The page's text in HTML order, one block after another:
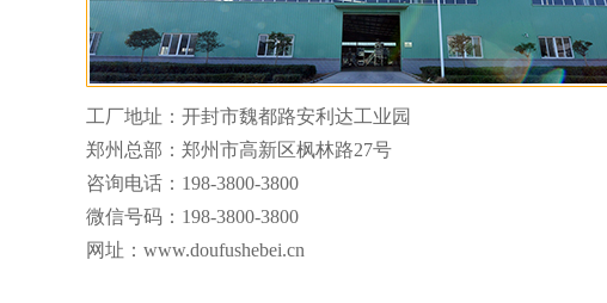
工厂地址：开封市魏都路安利达工业园
郑州总部：郑州市高新区枫林路27号
咨询电话： 198-3800-3800
微信号码： 198-3800-3800
网址：www.doufushebei.cn